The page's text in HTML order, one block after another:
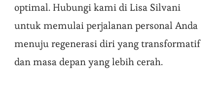
optimal. Hubungi kami di Lisa Silvani
untuk memulai perjalanan personal Anda
menuju regenerasi diri yang transformatif
dan masa depan yang lebih cerah.